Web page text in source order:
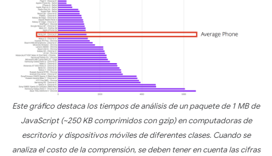
Este gráfico destaca los tiempos de análisis de un paquete de 1 MB de
JavaScript (~250 KB comprimidos con gzip) en computadoras de
escritorio y dispositivos móviles de diferentes clases. Cuando se
analiza el costo de la comprensión, se deben tener en cuenta las cifras